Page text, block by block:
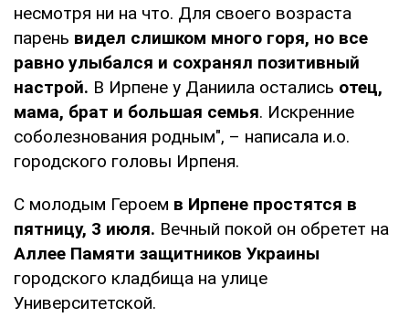
несмотря ни на что. Для своего возраста
парень видел слишком много горя, но все
равно улыбался и сохранял позитивный
настрой. В Ирпене у Даниила остались отец,
мама, брат и большая семья. Искренние
соболезнования родным", – написала и.о.
городского головы Ирпеня.
С молодым Героем в Ирпене простятся в
пятницу, 3 июля. Вечный покой он обретет на
Аллее Памяти защитников Украины
городского кладбища на улице
Университетской.